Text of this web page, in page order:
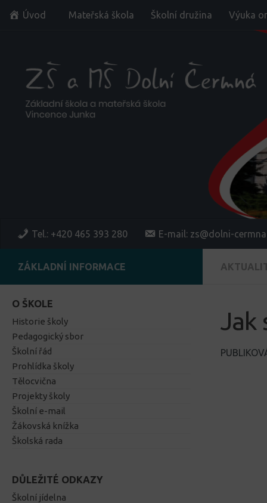
Skip to content
Úvod Mateřská škola Školní družina Výuka
Tel.: +420 465 393 280 E-mail: zs@dolni-
Jak
ZÁKLADNÍ INFORMACE
O ŠKOLE
Historie školy
Pedagogický sbor
Školní řád
Prohlídka školy
Tělocvična
Projekty školy
Školní e-mail
Žákovská knížka
Školská rada
DŮLEŽITÉ ODKAZY
Školní jídelna